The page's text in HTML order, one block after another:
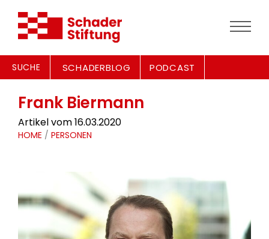
SUCHE SCHADERBLOG PODCAST
Frank Biermann
Artikel vom 16.03.2020
HOME / PERSONEN